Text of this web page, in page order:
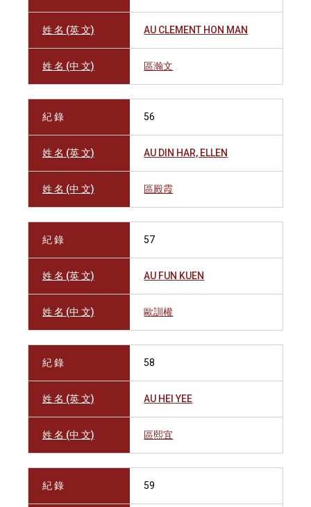
姓 名 (英 文) AU CLEMENT HON MAN
姓 名 (中 文) 區瀚文
紀 錄 56
姓 名 (英 文) AU DIN HAR, ELLEN
姓 名 (中 文) 區殿霞
紀 錄 57
姓 名 (英 文) AU FUN KUEN
姓 名 (中 文) 歐訓權
紀 錄 58
姓 名 (英 文) AU HEI YEE
姓 名 (中 文) 區熙宜
紀 錄 59